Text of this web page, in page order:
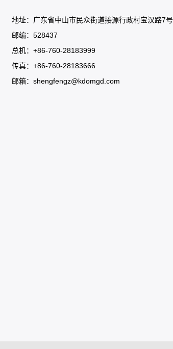
地址：广东省中山市民众街道接源行政村宝汉路7号
邮编：528437
总机：+86-760-28183999
传真：+86-760-28183666
邮箱： shengfengz@kdomgd.com